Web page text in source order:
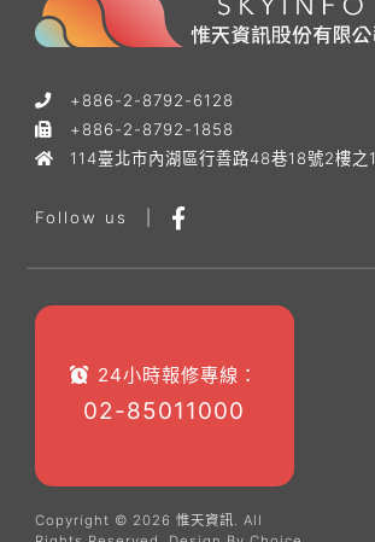
+886-2-8792-6128
+886-2-8792-1858
114臺北市內湖區行善路48巷18號2樓之1
Follow us
24小時報修專線：
02-85011000
Copyright © 2026 惟天資訊. All